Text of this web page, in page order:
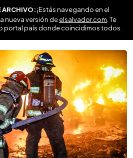
ARCHIVO:¡Estás navegando en el
nueva versión deelsalvador.com . Te
portal país donde coincidimos todos.